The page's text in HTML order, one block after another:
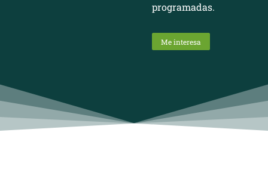
programadas.
Me interesa